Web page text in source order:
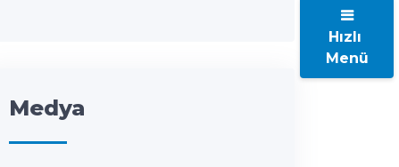
Medya
Hızlı
Menü